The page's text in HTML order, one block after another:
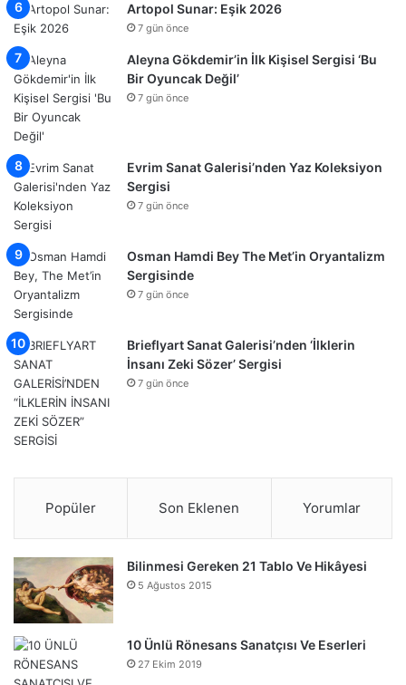
Artopol Sunar: Eşik 2026
7 gün önce
Aleyna Gökdemir’in İlk Kişisel Sergisi ‘Bu
Bir Oyuncak Değil’
7 gün önce
Evrim Sanat Galerisi’nden Yaz Koleksiyon
Sergisi
7 gün önce
Osman Hamdi Bey The Met’in Oryantalizm
Sergisinde
7 gün önce
Brieflyart Sanat Galerisi’nden ‘İlklerin
İnsanı Zeki Sözer’ Sergisi
7 gün önce
Popüler Son Eklenen Yorumlar
Bilinmesi Gereken 21 Tablo Ve Hikâyesi
5 Ağustos 2015
10 Ünlü Rönesans Sanatçısı Ve Eserleri
27 Ekim 2019